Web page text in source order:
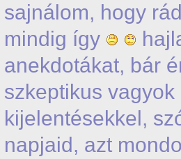
sajnálom, hogy
mindig így
anekdotákat, bár
szkeptikus
kijelentésekkel,
napjaid, azt